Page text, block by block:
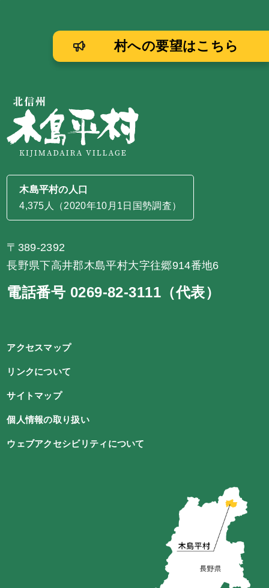
木島平村の人口
4,375人（2020年10月1日国勢調査）
〒389-2392
長野県下高井郡木島平村大字往郷914番地6
電話番号 0269-82-3111（代表）
村への要望はこちら
アクセスマップ
リンクについて
サイトマップ
個人情報の取り扱い
ウェブアクセシビリティについて